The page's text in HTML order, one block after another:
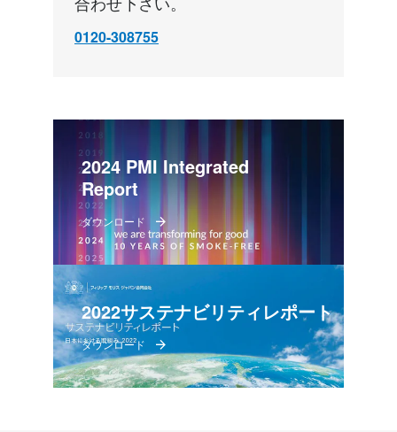
0120-308755
2024 PMI Integrated
Report
ダウンロード
2022サステナビリティレポート
ダウンロード